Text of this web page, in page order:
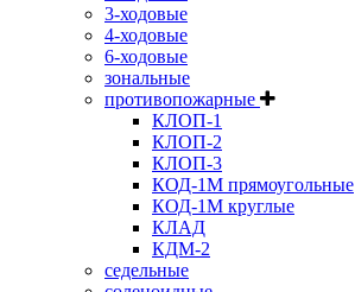
3-ходовые
4-ходовые
6-ходовые
зональные
противопожарные
КЛОП-1
КЛОП-2
КЛОП-3
КОД-1М прямоугольные
КОД-1М круглые
КЛАД
КДМ-2
седельные